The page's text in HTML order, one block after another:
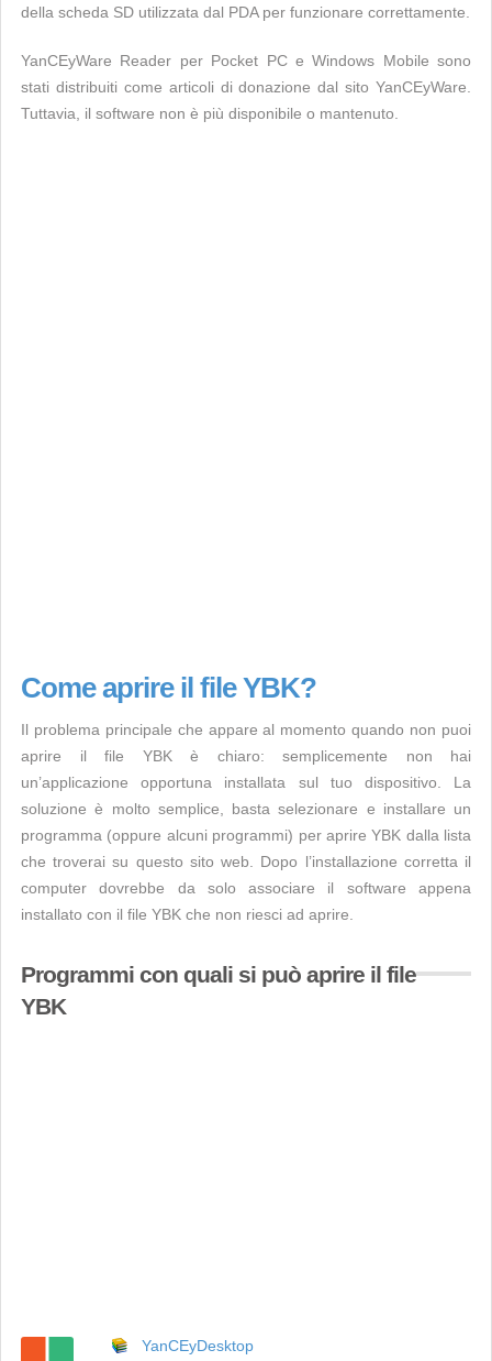
della scheda SD utilizzata dal PDA per funzionare correttamente.
YanCEyWare Reader per Pocket PC e Windows Mobile sono
stati distribuiti come articoli di donazione dal sito YanCEyWare.
Tuttavia, il software non è più disponibile o mantenuto.
Come aprire il file YBK?
Il problema principale che appare al momento quando non puoi
aprire il file YBK è chiaro: semplicemente non hai
un’applicazione opportuna installata sul tuo dispositivo. La
soluzione è molto semplice, basta selezionare e installare un
programma (oppure alcuni programmi) per aprire YBK dalla lista
che troverai su questo sito web. Dopo l’installazione corretta il
computer dovrebbe da solo associare il software appena
installato con il file YBK che non riesci ad aprire.
Programmi con quali si può aprire il file
YBK
YanCEyDesktop